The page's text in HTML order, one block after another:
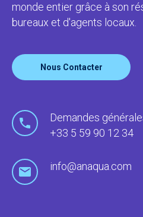
monde entier grâce à son
bureaux et d'agents locaux.
Nous Contacter
Demandes
+33 5 59 90 12 34
info@anaqua.com